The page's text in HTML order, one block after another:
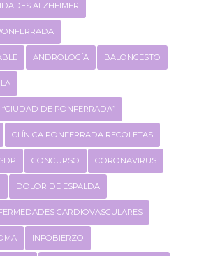
ALZHEIMER
ANDROLOGÍA BALONCESTO
DE PONFERRADA”
CLÍNICA PONFERRADA RECOLETAS
CONCURSO CORONAVIRUS
DOLOR DE ESPALDA
CARDIOVASCULARES
INFOBIERZO